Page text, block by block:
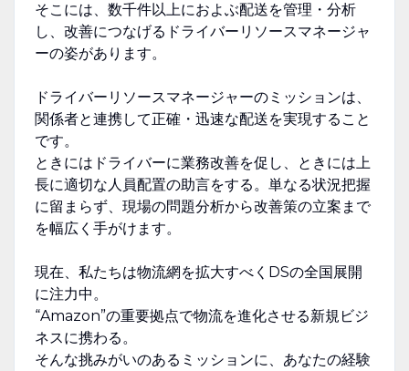
そこには、数千件以上におよぶ配送を管理・分析
し、改善につなげるドライバーリソースマネージャ
ーの姿があります。
ドライバーリソースマネージャーのミッションは、
関係者と連携して正確・迅速な配送を実現すること
です。
ときにはドライバーに業務改善を促し、ときには上
長に適切な人員配置の助言をする。単なる状況把握
に留まらず、現場の問題分析から改善策の立案まで
を幅広く手がけます。
現在、私たちは物流網を拡大すべくDSの全国展開
に注力中。
“Amazon”の重要拠点で物流を進化させる新規ビジ
ネスに携わる。
そんな挑みがいのあるミッションに、あなたの経験